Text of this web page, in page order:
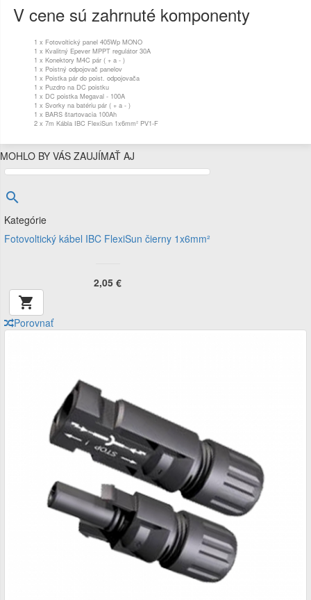
V cene sú zahrnuté komponenty
1 x Fotovoltický panel 405Wp MONO
1 x Kvalitný Epever MPPT regulátor 30A
1 x Konektory M4C pár ( + a - )
1 x Poistný odpojovač panelov
1 x Poistka pár do poist. odpojovača
1 x Puzdro na DC poistku
1 x DC poistka Megaval - 100A
1 x Svorky na batériu pár ( + a - )
1 x BARS štartovacia 100Ah
2 x 7m Kábla IBC FlexiSun 1x6mm² PV1-F
MOHLO BY VÁS ZAUJÍMAŤ AJ

Kategórie
Fotovoltický kábel IBC FlexiSun čierny 1x6mm²
2,05 €

Porovnať